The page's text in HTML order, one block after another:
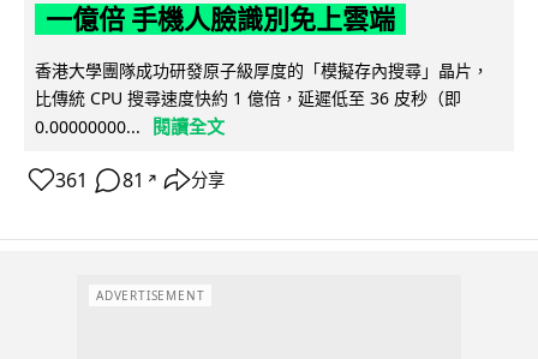
一億倍 手機人臉識別免上雲端
香港大學團隊成功研發原子級厚度的「模擬存內搜尋」晶片，
比傳統 CPU 搜尋速度快約 1 億倍，延遲低至 36 皮秒（即
0.00000000...
閱讀全文
361 81 ↗ 分享
ADVERTISEMENT